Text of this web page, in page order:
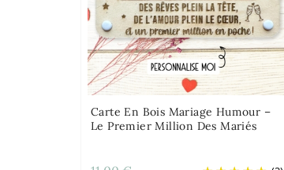
Carte En Bois Mariage Humour –
Le Premier Million Des Mariés